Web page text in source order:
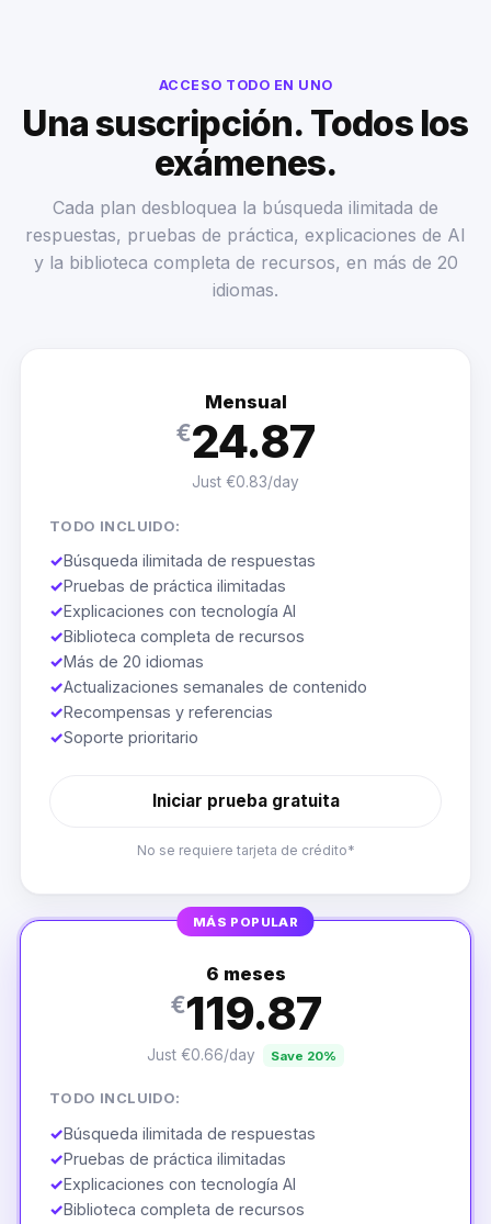
ACCESO TODO EN UNO
Una suscripción. Todos los
exámenes.
Cada plan desbloquea la búsqueda ilimitada de
respuestas, pruebas de práctica, explicaciones de AI
y la biblioteca completa de recursos, en más de 20
idiomas.
Mensual
€24.87
Just €0.83/day
TODO INCLUIDO:
✓Búsqueda ilimitada de respuestas
✓Pruebas de práctica ilimitadas
✓Explicaciones con tecnología AI
✓Biblioteca completa de recursos
✓Más de 20 idiomas
✓Actualizaciones semanales de contenido
✓Recompensas y referencias
✓Soporte prioritario
Iniciar prueba gratuita
No se requiere tarjeta de crédito*
MÁS POPULAR
6 meses
€119.87
Just €0.66/day Save 20%
TODO INCLUIDO:
✓Búsqueda ilimitada de respuestas
✓Pruebas de práctica ilimitadas
✓Explicaciones con tecnología AI
✓Biblioteca completa de recursos